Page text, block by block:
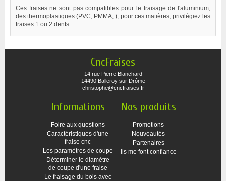
Ces fraises ne sont pas compatibles pour le fraisage de l'aluminium,
des thermoplastiques (PVC, PMMA, ), pour ces matières, privilégiez les
fraises 1 ou 2 dents.
CncFraises
14 rue Pierre Blanchard
14490 Balleroy sur Drôme
christophe@cncfraises.fr
Informations
Foire aux questions
Caractéristiques d'une
fraise cnc
Les paramètres de coupe
Déterminer le diamètre
de coupe d'une fraise
Le fraisage du bois avec
Nos produits
Promotions
Nouveautés
Partenaires
Ils me font confiance